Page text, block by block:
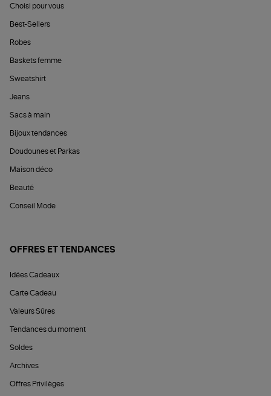
Choisi pour vous
Best-Sellers
Robes
Baskets femme
Sweatshirt
Jeans
Sacs à main
Bijoux tendances
Doudounes et Parkas
Maison déco
Beauté
Conseil Mode
OFFRES ET TENDANCES
Idées Cadeaux
Carte Cadeau
Valeurs Sûres
Tendances du moment
Soldes
Archives
Offres Privilèges